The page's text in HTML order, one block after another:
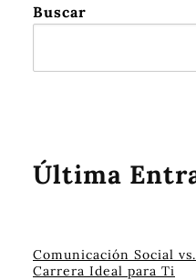
Buscar
Última
Comunicación Social
Carrera Ideal para Ti